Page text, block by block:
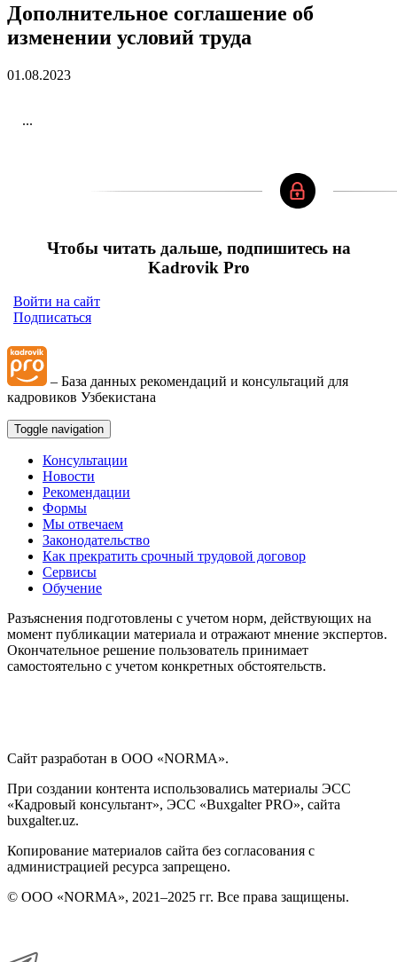
Дополнительное соглашение об
изменении условий труда
01.08.2023
...
Чтобы читать дальше, подпишитесь на
Kadrovik Pro
Войти на сайт
Подписаться
– База данных рекомендаций и консультаций для
кадровиков Узбекистана
Toggle navigation
Консультации
Новости
Рекомендации
Формы
Мы отвечаем
Законодательство
Как прекратить срочный трудовой договор
Сервисы
Обучение
Разъяснения подготовлены с учетом норм, действующих на
момент публикации материала и отражают мнение экспертов.
Окончательное решение пользователь принимает
самостоятельно с учетом конкретных обстоятельств.
Сайт разработан в ООО «NORMA».
При создании контента использовались материалы ЭСС
«Кадровый консультант», ЭСС «Buxgalter PRO», сайта
buxgalter.uz.
Копирование материалов сайта без согласования с
администрацией ресурса запрещено.
© ООО «NORMA», 2021–2025 гг. Все права защищены.